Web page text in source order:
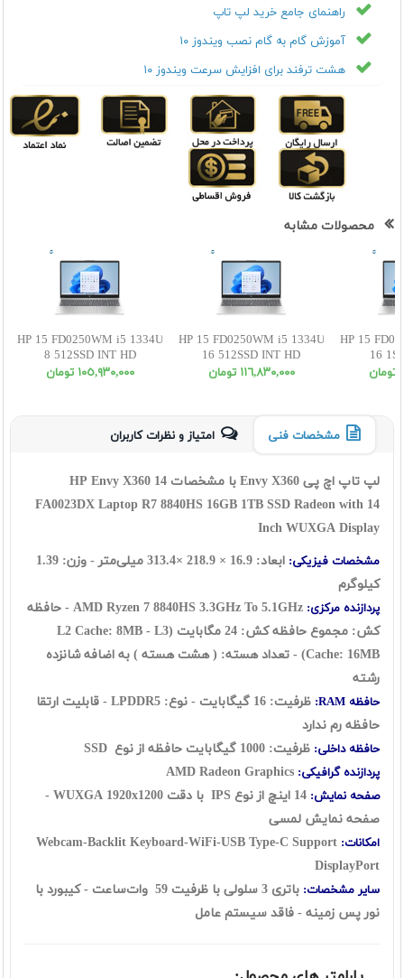
راهنمای جامع خرید لپ تاپ
آموزش گام به گام نصب ویندوز ۱۰
هشت ترفند برای افزایش سرعت ویندوز ۱۰
محصولات مشابه
HP 15 FD0250WM i5 1334U
8 512SSD INT HD
١٠٥,٩٣٠,٠٠٠ تومان
HP 15 FD0250WM i5 1334U
16 512SSD INT HD
١١٦,٨٣٠,٠٠٠ تومان
HP 15
16
مشخصات فنی امتیاز و نظرات کاربران
لپ تاپ اچ پی Envy X360 با مشخصات HP Envy X360 14
FA0023DX Laptop R7 8840HS 16GB 1TB SSD Radeon with 14
Inch WUXGA Display
مشخصات فیزیکی:
ابعاد: 16.9 × 218.9 ×313.4 میلی‌متر - وزن: 1.39
کیلوگرم
پردازنده مرکزی:
حافظه
کش: مجموع حافظه کش: 24 مگابایت (L2 Cache: 8MB - L3
Cache: 16MB) - تعداد هسته: ( هشت هسته ) به اضافه شانزده
رشته
حافظه RAM:
ظرفیت: 16 گیگابایت - نوع: LPDDR5 - قابلیت ارتقا
حافظه رم ندارد
حافظه داخلی: ظرفیت: 1000 گیگابایت حافظه از نوع SSD
پردازنده گرافیکی:
صفحه نمایش:
14 اینچ از نوع IPS با دقت WUXGA 1920x1200 -
صفحه نمایش لمسی
امکانات: Webcam-Backlit Keyboard-WiFi-USB Type-C Support
DisplayPort
سایر مشخصات:
باتری 3 سلولی با ظرفیت 59 وات‌ساعت - کیبورد با
نور پس زمینه - فاقد سیستم عامل